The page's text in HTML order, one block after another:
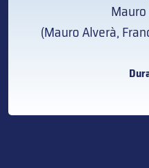
(Mauro Alverà,